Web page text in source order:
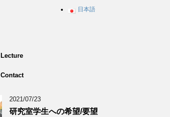
日本語
Lecture
Contact
2021/07/23
研究室学生への希望/要望